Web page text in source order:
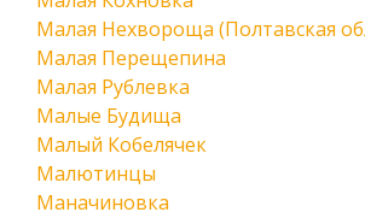
Малая Нехвороща (Полтавская
Малая Перещепина
Малая Рублевка
Малые Будища
Малый Кобелячек
Малютинцы
Маначиновка